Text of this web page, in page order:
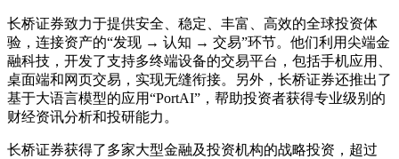
长桥证券致力于提供安全、稳定、丰富、高效的全球投资体
验，连接资产的“发现 → 认知 → 交易”环节。他们利用尖端金
融科技，开发了支持多终端设备的交易平台，包括手机应用、
桌面端和网页交易，实现无缝衔接。另外，长桥证券还推出了
基于大语言模型的应用“PortAI”，帮助投资者获得专业级别的
财经资讯分析和投研能力。
长桥证券获得了多家大型金融及投资机构的战略投资，超过